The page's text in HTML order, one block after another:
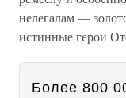
нелегалам —
истинные герои
Более 800